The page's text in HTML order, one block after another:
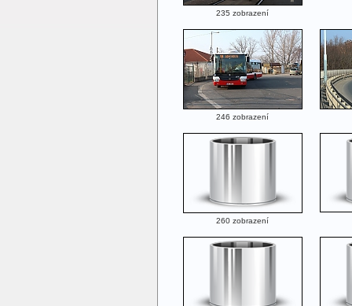
235 zobrazení
246 zobrazení
260 zobrazení